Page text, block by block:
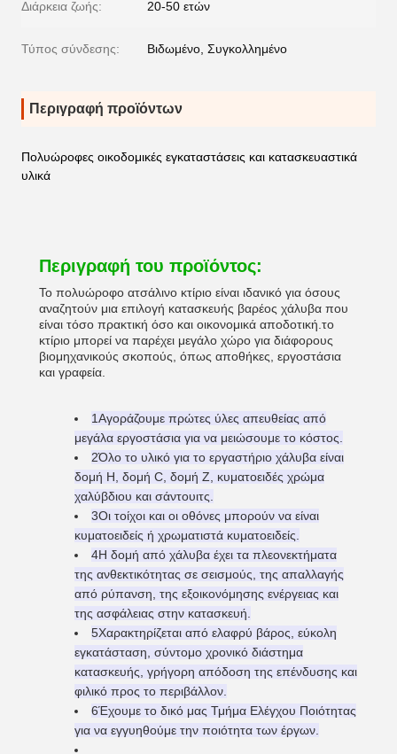
Διάρκεια ζωής: 20-50 ετών
Τύπος σύνδεσης: Βιδωμένο, Συγκολλημένο
Περιγραφή προϊόντων
Πολυώροφες οικοδομικές εγκαταστάσεις και κατασκευαστικά
υλικά
Περιγραφή του προϊόντος:
Το πολυώροφο ατσάλινο κτίριο είναι ιδανικό για όσους
αναζητούν μια επιλογή κατασκευής βαρέος χάλυβα που
είναι τόσο πρακτική όσο και οικονομικά αποδοτική.το
κτίριο μπορεί να παρέχει μεγάλο χώρο για διάφορους
βιομηχανικούς σκοπούς, όπως αποθήκες, εργοστάσια
και γραφεία.
1Αγοράζουμε πρώτες ύλες απευθείας από
μεγάλα εργοστάσια για να μειώσουμε το κόστος.
2Όλο το υλικό για το εργαστήριο χάλυβα είναι
δομή H, δομή C, δομή Z, κυματοειδές χρώμα
χαλύβδιου και σάντουιτς.
3Οι τοίχοι και οι οθόνες μπορούν να είναι
κυματοειδείς ή χρωματιστά κυματοειδείς.
4Η δομή από χάλυβα έχει τα πλεονεκτήματα
της ανθεκτικότητας σε σεισμούς, της απαλλαγής
από ρύπανση, της εξοικονόμησης ενέργειας και
της ασφάλειας στην κατασκευή.
5Χαρακτηρίζεται από ελαφρύ βάρος, εύκολη
εγκατάσταση, σύντομο χρονικό διάστημα
κατασκευής, γρήγορη απόδοση της επένδυσης και
φιλικό προς το περιβάλλον.
6Έχουμε το δικό μας Τμήμα Ελέγχου Ποιότητας
για να εγγυηθούμε την ποιότητα των έργων.